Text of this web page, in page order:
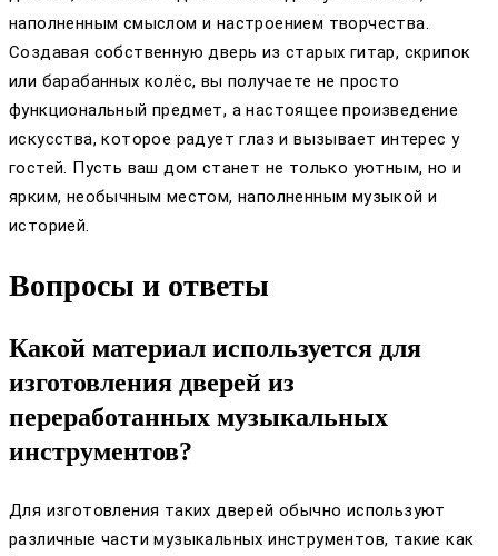
наполненным смыслом и настроением творчества.
Создавая собственную дверь из старых гитар, скрипок
или барабанных колёс, вы получаете не просто
функциональный предмет, а настоящее произведение
искусства, которое радует глаз и вызывает интерес у
гостей. Пусть ваш дом станет не только уютным, но и
ярким, необычным местом, наполненным музыкой и
историей.
Вопросы и ответы
Какой материал используется для
изготовления дверей из
переработанных музыкальных
инструментов?
Для изготовления таких дверей обычно используют
различные части музыкальных инструментов, такие как